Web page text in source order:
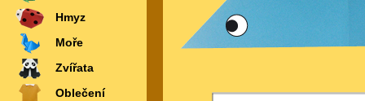
Hmyz
Moře
Zvířata
Oblečení